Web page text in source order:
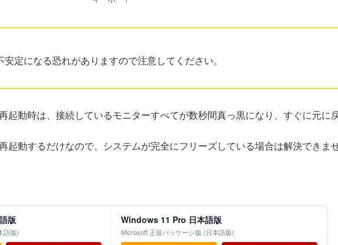
定になる恐れがありますので注意してください。
起動時は、接続しているモニターすべてが数秒間真っ黒になり、すぐに元に
起動するだけなので、システムが完全にフリーズしている場合は解決できま
版
語版)
Windows 11 Pro 日本語版
Microsoft 正規パッケージ版 (日本語版)